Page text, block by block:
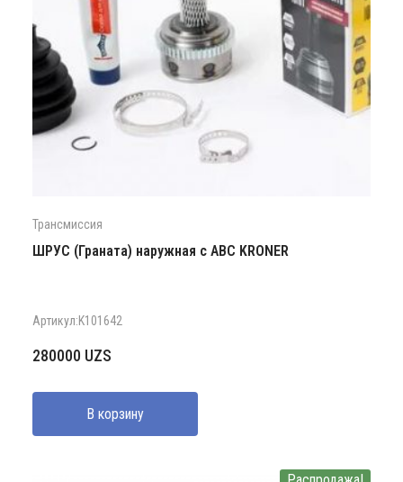
Трансмиссия
ШРУС (Граната) наружная с АВС KRONER
Артикул:K101642
280000 UZS
В корзину